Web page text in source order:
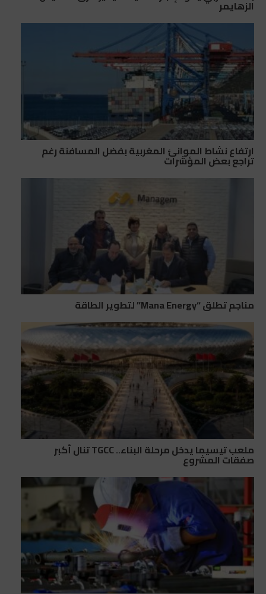
الزهايمر
ارتفاع نشاط الموانئ المغربية بفضل المسافنة رغم
تراجع بعض المؤشرات
مناجم تطلق “Mana Energy” لتطوير الطاقة
ملعب تيسيما يدخل مرحلة البناء.. TGCC تنال أكبر
صفقات المشروع